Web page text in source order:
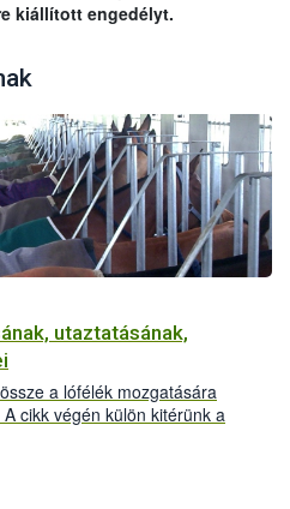
kiállított engedélyt.
utaztatásának,
a lófélék mozgatására
cikk végén külön kitérünk a
kapcsolatos információkra.</p>